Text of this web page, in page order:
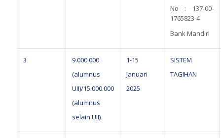
No : 137-00-
1765823-4
Bank Mandiri
3
9.000.000
(alumnus
UII)/15.000.000
(alumnus
selain UII)
1-15
Januari
2025
SISTEM
TAGIHAN